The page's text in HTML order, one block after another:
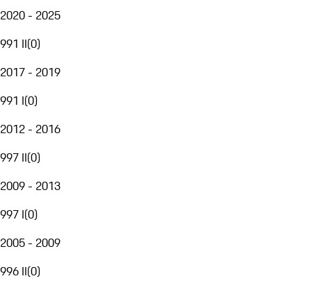
2020 - 2025
991 II(0)
2017 - 2019
991 I(0)
2012 - 2016
997 II(0)
2009 - 2013
997 I(0)
2005 - 2009
996 II(0)